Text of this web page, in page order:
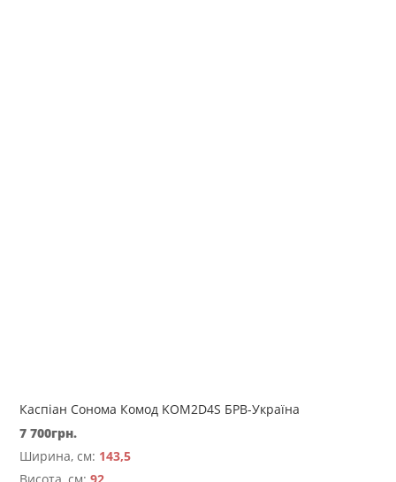
Каспіан Сонома Комод KOM2D4S БРВ-Україна
7 700грн.
Ширина, см: 143,5